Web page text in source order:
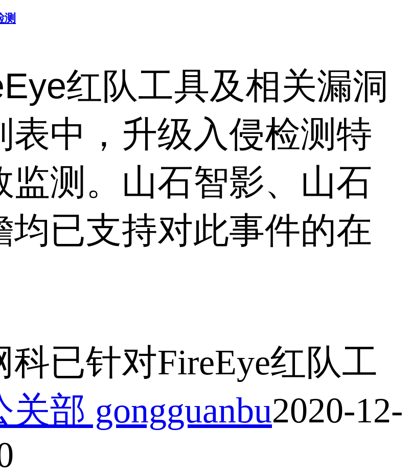
测
红队工具及相关漏洞
中，升级入侵检测特
测。山石智影、山石
已支持对此事件的在
已针对FireEye红队工
关部 gongguanbu2020-12-